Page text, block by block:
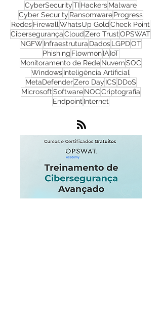
CyberSecurityTIHackersMalware
Cyber SecurityRansomwareProgress
RedesFirewallWhatsUp GoldCheck Point
CibersegurançaCloudZero TrustOPSWAT
NGFWInfraestruturaDadosLGPDOT
PhishingFlowmonIAIoT
Monitoramento de RedeNuvemSOC
WindowsInteligência Artificial
MetaDefenderZero DayICS
EndpointInternet